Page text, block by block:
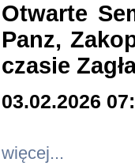
Otwarte
Panz,
czasie
03.02.2026
więcej...